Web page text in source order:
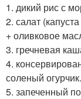
1. дикий рис с
2. салат
+ оливковое
3. гречневая
4.
соленый огурчик.
5. запеченный